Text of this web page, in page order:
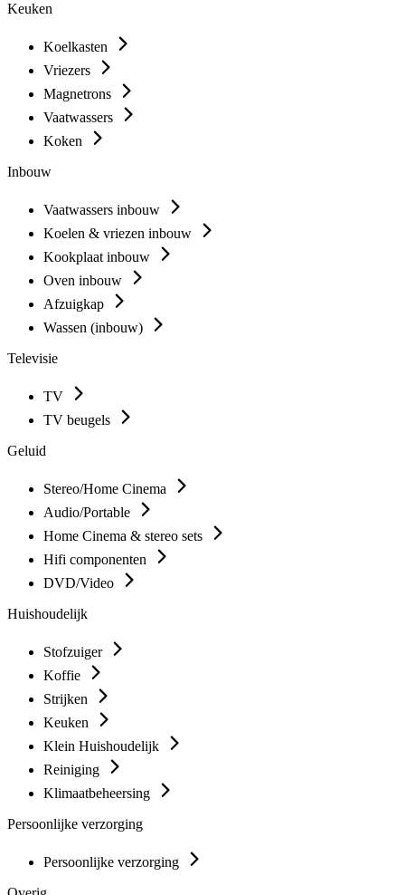
Keuken
Koelkasten
Vriezers
Magnetrons
Vaatwassers
Koken
Inbouw
Vaatwassers inbouw
Koelen & vriezen inbouw
Kookplaat inbouw
Oven inbouw
Afzuigkap
Wassen (inbouw)
Televisie
TV
TV beugels
Geluid
Stereo/Home Cinema
Audio/Portable
Home Cinema & stereo sets
Hifi componenten
DVD/Video
Huishoudelijk
Stofzuiger
Koffie
Strijken
Keuken
Klein Huishoudelijk
Reiniging
Klimaatbeheersing
Persoonlijke verzorging
Persoonlijke verzorging